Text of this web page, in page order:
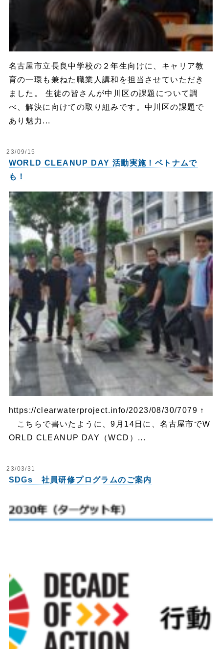
名古屋市立長良中学校の２年生向けに、キャリア教
育の一環も兼ねた職業人講和を担当させていただき
ました。 生徒の皆さんが中川区の課題について調
べ、解決に向けての取り組みです。中川区の課題で
あり魅力...
23/09/15
WORLD CLEANUP DAY 活動実施！ベトナムで
も！
https://clearwaterproject.info/2023/08/30/7079 ↑
こちらで書いたように、9月14日に、名古屋市でW
ORLD CLEANUP DAY（WCD）...
23/03/31
SDGs 社員研修プログラムのご案内